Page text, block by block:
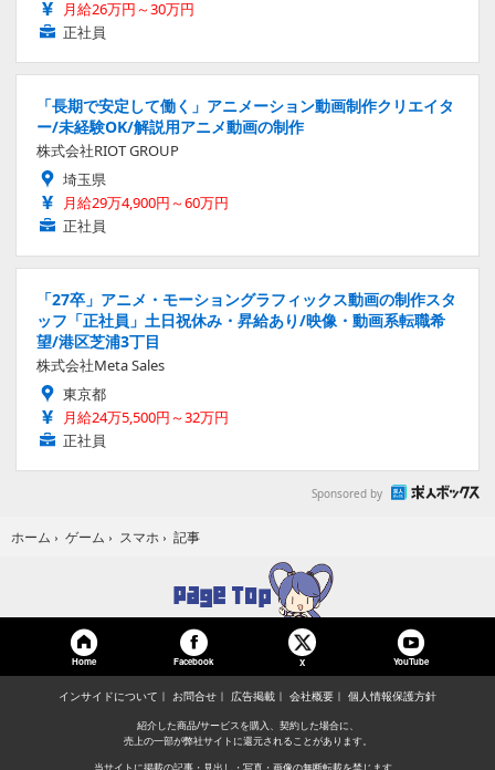
月給26万円～30万円
正社員
「長期で安定して働く」アニメーション動画制作クリエイタ
ー/未経験OK/解説用アニメ動画の制作
株式会社RIOT GROUP
埼玉県
月給29万4,900円～60万円
正社員
「27卒」アニメ・モーショングラフィックス動画の制作スタ
ッフ「正社員」土日祝休み・昇給あり/映像・動画系転職希
望/港区芝浦3丁目
株式会社Meta Sales
東京都
月給24万5,500円～32万円
正社員
Sponsored by
ホーム › ゲーム › スマホ › 記事
Home Facebook X YouTube
インサイドについて お問合せ 広告掲載 会社概要 個人情報保護方針
紹介した商品/サービスを購入、契約した場合に、
売上の一部が弊社サイトに還元されることがあります。
当サイトに掲載の記事・見出し・写真・画像の無断転載を禁じます。